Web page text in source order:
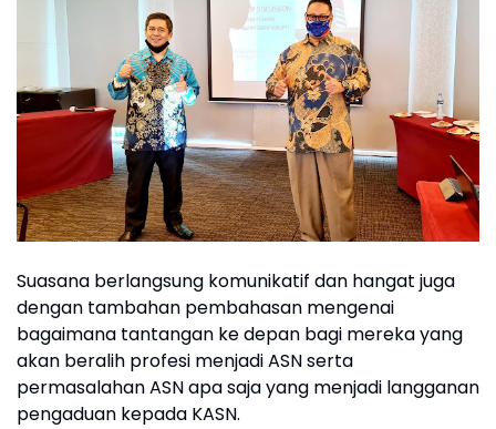
Suasana berlangsung komunikatif dan hangat juga
dengan tambahan pembahasan mengenai
bagaimana tantangan ke depan bagi mereka yang
akan beralih profesi menjadi ASN serta
permasalahan ASN apa saja yang menjadi langganan
pengaduan kepada KASN.